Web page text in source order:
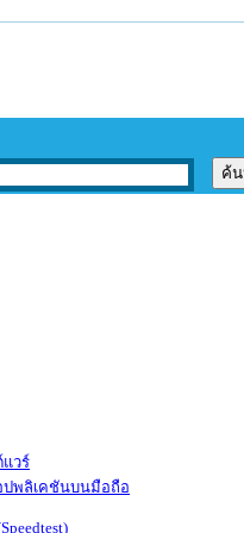
วร์
ปพลิเคชันบนมือถือ